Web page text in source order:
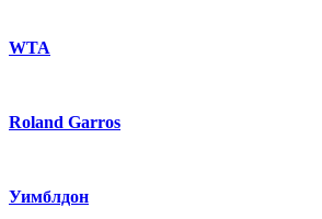
WTA
Roland Garros
Уимблдон